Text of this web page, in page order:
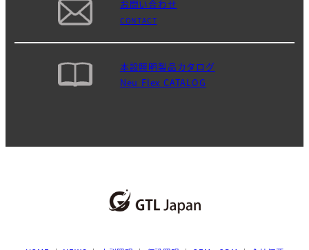
お問い合わせ
CONTACT
本設照明製品カタログ
Neu Flex CATALOG